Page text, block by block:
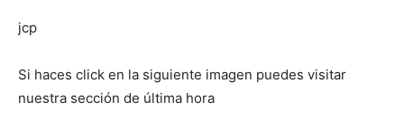
jcp
Si haces click en la siguiente imagen puedes visitar
nuestra sección de última hora